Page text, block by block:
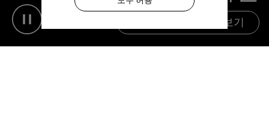
Pause video
이니셔티브 자세히 보기